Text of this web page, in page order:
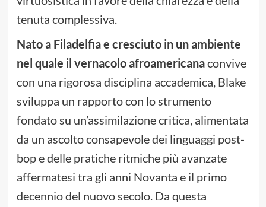
tenuta complessiva.
Nato a Filadelfia e cresciuto in un ambiente
nel quale il vernacolo afroamericanaconvive
con una rigorosa disciplina accademica, Blake
sviluppa un rapporto con lo strumento
fondato su un’assimilazione critica, alimentata
da un ascolto consapevole dei linguaggi post-
bop e delle pratiche ritmiche più avanzate
affermatesi tra gli anni Novanta e il primo
decennio del nuovo secolo. Da questa